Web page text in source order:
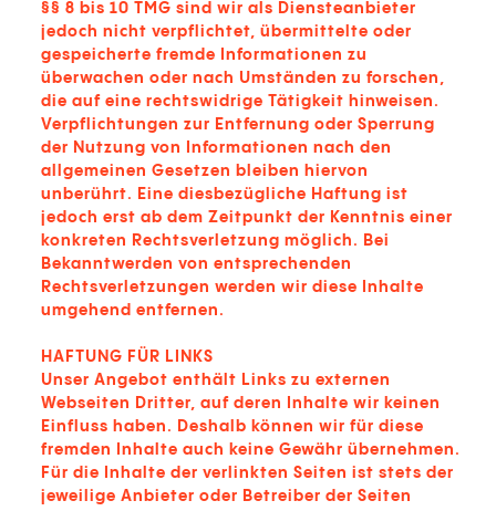
§§ 8 bis 10 TMG sind wir als Diensteanbieter
jedoch nicht verpflichtet, übermittelte oder
gespeicherte fremde Informationen zu
überwachen oder nach Umständen zu forschen,
die auf eine rechtswidrige Tätigkeit hinweisen.
Verpflichtungen zur Entfernung oder Sperrung
der Nutzung von Informationen nach den
allgemeinen Gesetzen bleiben hiervon
unberührt. Eine diesbezügliche Haftung ist
jedoch erst ab dem Zeitpunkt der Kenntnis einer
konkreten Rechtsverletzung möglich. Bei
Bekanntwerden von entsprechenden
Rechtsverletzungen werden wir diese Inhalte
umgehend entfernen.
HAFTUNG FÜR LINKS
Unser Angebot enthält Links zu externen
Webseiten Dritter, auf deren Inhalte wir keinen
Einfluss haben. Deshalb können wir für diese
fremden Inhalte auch keine Gewähr übernehmen.
Für die Inhalte der verlinkten Seiten ist stets der
jeweilige Anbieter oder Betreiber der Seiten